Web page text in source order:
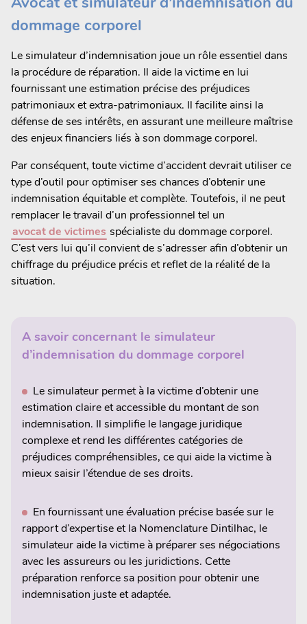
dommage corporel
Le simulateur d’indemnisation joue un rôle essentiel dans
la procédure de réparation. Il aide la victime en lui
fournissant une estimation précise des préjudices
patrimoniaux et extra-patrimoniaux. Il facilite ainsi la
défense de ses intérêts, en assurant une meilleure maîtrise
des enjeux financiers liés à son dommage corporel.
Par conséquent, toute victime d’accident devrait utiliser ce
type d’outil pour optimiser ses chances d’obtenir une
indemnisation équitable et complète. Toutefois, il ne peut
remplacer le travail d’un professionnel tel un
avocat de victimes spécialiste du dommage corporel.
C’est vers lui qu’il convient de s’adresser afin d’obtenir un
chiffrage du préjudice précis et reflet de la réalité de la
situation.
A savoir concernant le simulateur
d’indemnisation du dommage corporel
Le simulateur permet à la victime d’obtenir une
estimation claire et accessible du montant de son
indemnisation. Il simplifie le langage juridique
complexe et rend les différentes catégories de
préjudices compréhensibles, ce qui aide la victime à
mieux saisir l’étendue de ses droits.
En fournissant une évaluation précise basée sur le
rapport d’expertise et la Nomenclature Dintilhac, le
simulateur aide la victime à préparer ses négociations
avec les assureurs ou les juridictions. Cette
préparation renforce sa position pour obtenir une
indemnisation juste et adaptée.